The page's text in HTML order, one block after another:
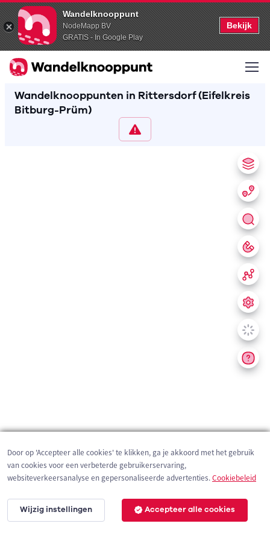
Wandelknooppunt
NodeMapp BV
GRATIS - In Google Play
Bekijk
Wandelknooppunten in Rittersdorf (Eifelkreis
Bitburg-Prüm)
200 m
Door op 'Accepteer alle cookies' te klikken, ga je akkoord met het gebruik
van cookies voor een verbeterde gebruikerservaring,
websiteverkeersanalyse en gepersonaliseerde advertenties.Cookiebeleid
Wijzig instellingen Accepteer alle cookies